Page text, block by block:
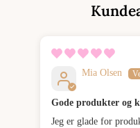
Mia Olsen
Gode produkter og
Jeg er glade for